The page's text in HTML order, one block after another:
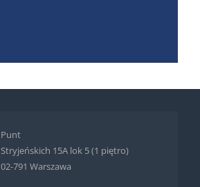
Punt
Stryjeńskich 15A lok 5 (1 piętro)
02-791 Warszawa